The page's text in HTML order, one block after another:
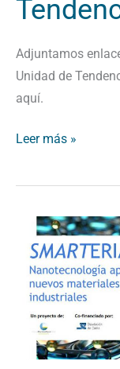
Adjuntamos
Unidad de
aquí.
Leer más »
Trend-
letter
septiembre
Unidad